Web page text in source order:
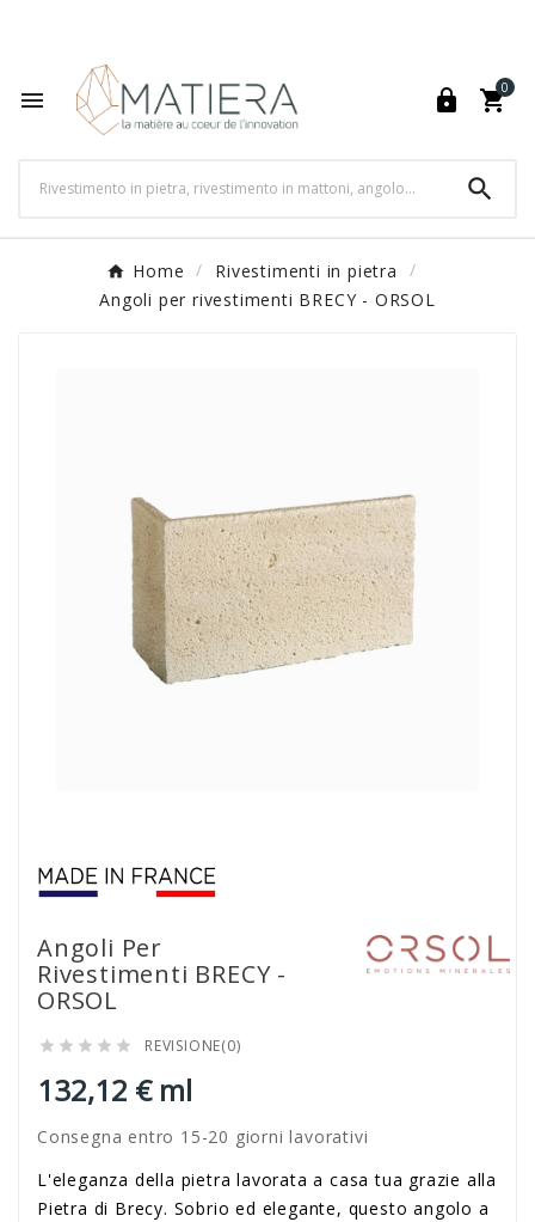
  
0

Home
Rivestimenti in pietra
Angoli per rivestimenti BRECY - ORSOL
Angoli Per
Rivestimenti BRECY -
ORSOL
     REVISIONE(0)
132,12 € ml
Consegna entro 15-20 giorni lavorativi
L'eleganza della pietra lavorata a casa tua grazie alla
Pietra di Brecy. Sobrio ed elegante, questo angolo a